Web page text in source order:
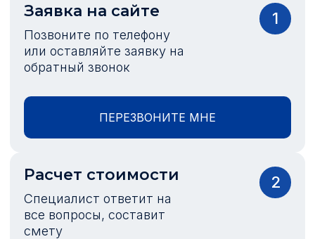
Заявка на сайте
Позвоните по телефону
или оставляйте заявку на
обратный звонок
1
ПЕРЕЗВОНИТЕ МНЕ
Расчет стоимости
Специалист ответит на
все вопросы, составит
смету
2